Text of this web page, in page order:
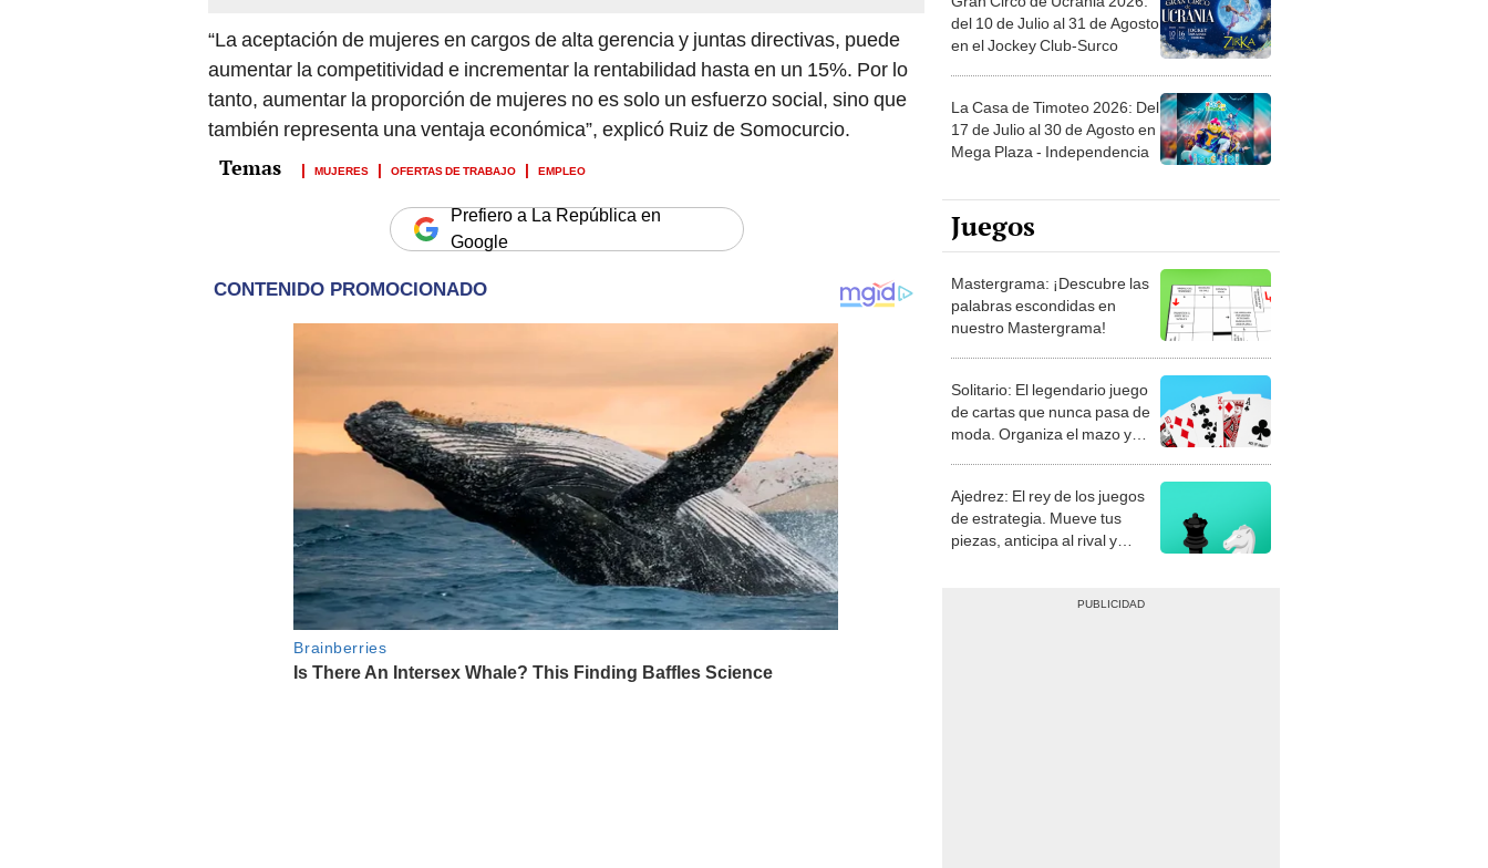
“La aceptación de mujeres en cargos de alta gerencia y juntas directivas, puede
aumentar la competitividad e incrementar la rentabilidad hasta en un 15%. Por lo
tanto, aumentar la proporción de mujeres no es solo un esfuerzo social, sino que
también representa una ventaja económica”, explicó Ruiz de Somocurcio.
MUJERES OFERTAS DE TRABAJO EMPLEO
Prefiero a La República en
Google
del 10 de Julio al 31 de Agosto
en el Jockey Club-Surco
La Casa de Timoteo 2026: Del
17 de Julio al 30 de Agosto en
Mega Plaza - Independencia
Juegos
Mastergrama: ¡Descubre las
palabras escondidas en
nuestro Mastergrama!
Solitario: El legendario juego
de cartas que nunca pasa de
moda. Organiza el mazo y
Ajedrez: El rey de los juegos
de estrategia. Mueve tus
piezas, anticipa al rival y